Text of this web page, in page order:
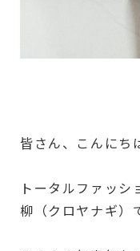
皆さん、こんにち
トータルファッ
柳（クロヤナギ）